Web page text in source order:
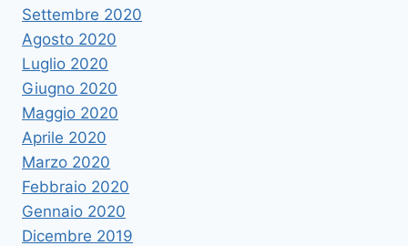
Settembre 2020
Agosto 2020
Luglio 2020
Giugno 2020
Maggio 2020
Aprile 2020
Marzo 2020
Febbraio 2020
Gennaio 2020
Dicembre 2019